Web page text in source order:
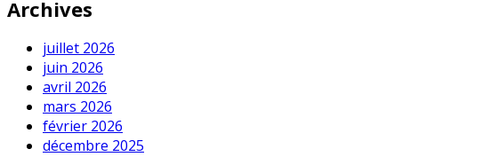
Archives
juillet 2026
juin 2026
avril 2026
mars 2026
février 2026
décembre 2025